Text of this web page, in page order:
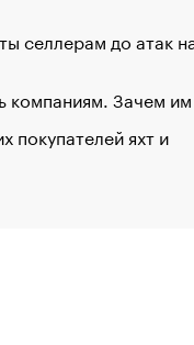
селлерам до атак
компаниям. Зачем
покупателей яхт и